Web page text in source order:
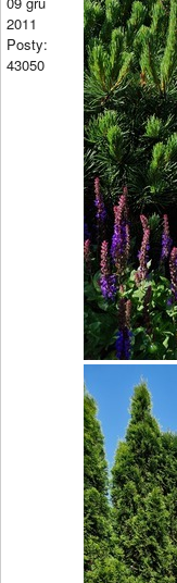
2011
Posty:
43050